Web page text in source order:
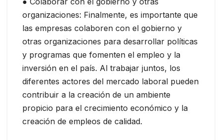
organizaciones: Finalmente, es importante que
las empresas colaboren con el gobierno y
otras organizaciones para desarrollar políticas
y programas que fomenten el empleo y la
inversión en el país. Al trabajar juntos, los
diferentes actores del mercado laboral pueden
contribuir a la creación de un ambiente
propicio para el crecimiento económico y la
creación de empleos de calidad.